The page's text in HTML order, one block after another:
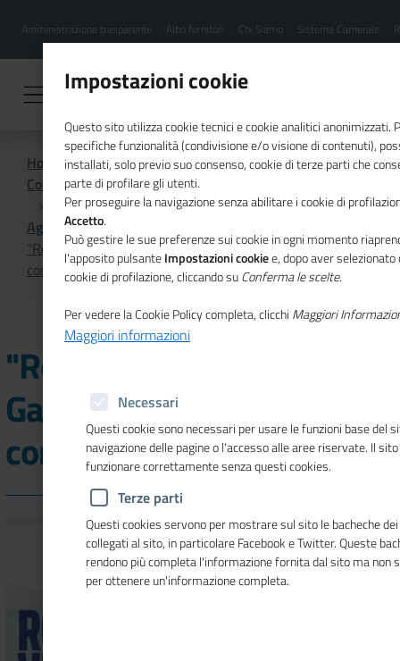
contenuto
Menu
hamburgher
Amministrazione trasparente Albo fornitori Chi Siamo Sistema Camerale
Home
Comunicazione istituzionale per il sistema camerale
Agenda
"Rotta verso Sud, Global Gateway e Piano Mattei",
convegno a Roma
"Rotta verso Sud, Global
Gateway e Piano Mattei",
convegno a Roma
Impostazioni cookie
Questo sito utilizza cookie tecnici e cookie analitici anonimizzati.
specifiche funzionalità (condivisione e/o visione di contenuti),
installati, solo previo suo consenso, cookie di terze parti che
parte di profilare gli utenti.
Per proseguire la navigazione senza abilitare i cookie di
Accetto.
Può gestire le sue preferenze sui cookie in ogni momento
l'apposito pulsanteImpostazioni cookiee, dopo aver
cookie di profilazione, cliccando suConferma le scelte.
Per vedere la Cookie Policy completa, clicchi Maggiori
Maggiori informazioni
Necessari
Questi cookie sono necessari per usare le funzioni base del
navigazione delle pagine o l'accesso alle aree riservate. Il
funzionare correttamente senza questi cookies.
Terze parti
Questi cookies servono per mostrare sul sito le bacheche
collegati al sito, in particolare Facebook e Twitter. Queste
rendono più completa l'informazione fornita dal sito ma non
per ottenere un'informazione completa.